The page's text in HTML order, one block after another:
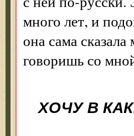
много лет, и
она сама
говоришь со
ХОЧУ В